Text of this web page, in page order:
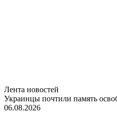
Лента новостей
Украинцы почтили память
06.08.2026